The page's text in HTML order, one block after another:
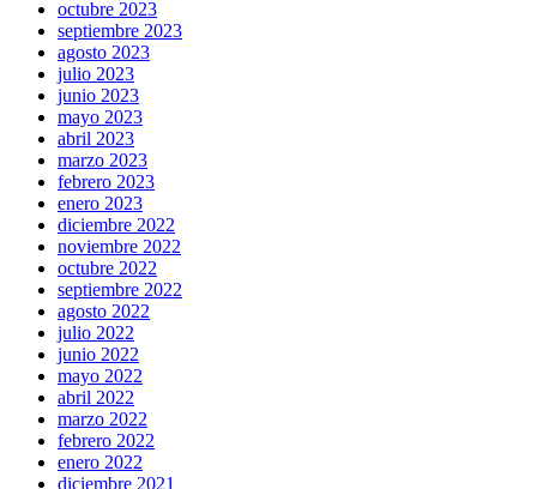
octubre 2023
septiembre 2023
agosto 2023
julio 2023
junio 2023
mayo 2023
abril 2023
marzo 2023
febrero 2023
enero 2023
diciembre 2022
noviembre 2022
octubre 2022
septiembre 2022
agosto 2022
julio 2022
junio 2022
mayo 2022
abril 2022
marzo 2022
febrero 2022
enero 2022
diciembre 2021